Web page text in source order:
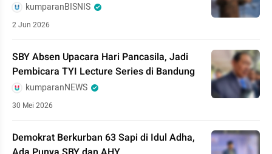
kumparanBISNIS
2 Jun 2026
SBY Absen Upacara Hari Pancasila, Jadi
Pembicara TYI Lecture Series di Bandung
kumparanNEWS
30 Mei 2026
Demokrat Berkurban 63 Sapi di Idul Adha,